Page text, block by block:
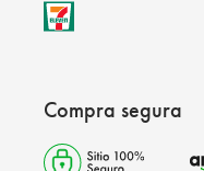
Compra segura